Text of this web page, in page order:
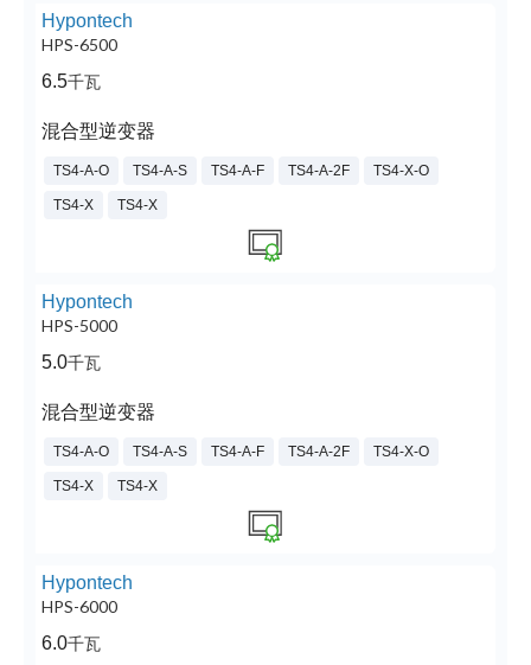
Hypontech
HPS-6500
6.5千瓦
混合型逆变器
TS4-A-O TS4-A-S TS4-A-F TS4-A-2F TS4-X-O
TS4-X TS4-X
Hypontech
HPS-5000
5.0千瓦
混合型逆变器
TS4-A-O TS4-A-S TS4-A-F TS4-A-2F TS4-X-O
TS4-X TS4-X
Hypontech
HPS-6000
6.0千瓦